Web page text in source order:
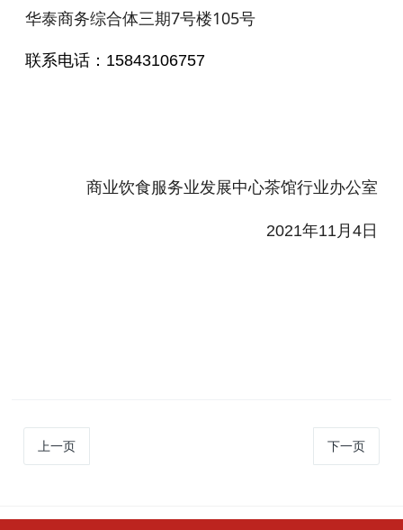
华泰商务综合体三期7号楼105号
联系电话： 15843106757
商业饮食服务业发展中心茶馆行业办公室
2021年11月4日
上一页 下一页